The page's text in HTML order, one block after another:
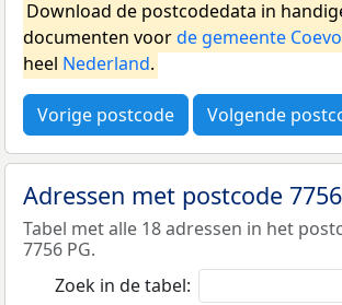
Download de postcodedata in
documenten voorde gemeente
heel Nederland.
Vorige postcode Volgende
Adressen met postcode
Tabel met alle 18 adressen in het
7756 PG.
Zoek in de tabel: